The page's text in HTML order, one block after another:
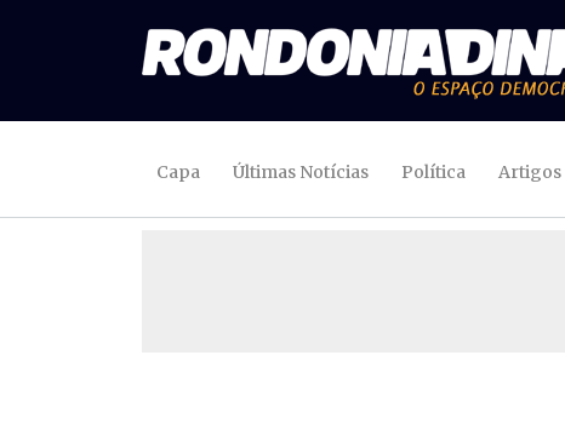
Capa Últimas Notícias Política Artigos